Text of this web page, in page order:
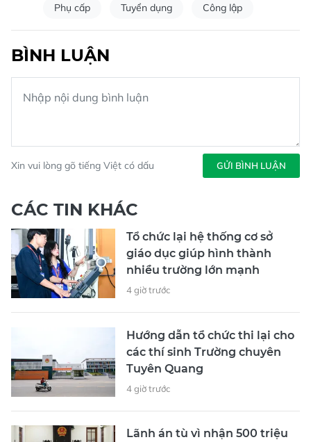
Phụ cấp Tuyển dụng Công lập
BÌNH LUẬN
Xin vui lòng gõ tiếng Việt có dấu GỬI BÌNH LUẬN
CÁC TIN KHÁC
Tổ chức lại hệ thống cơ sở
giáo dục giúp hình thành
nhiều trường lớn mạnh
4 giờ trước
Hướng dẫn tổ chức thi lại cho
các thí sinh Trường chuyên
Tuyên Quang
4 giờ trước
Lãnh án tù vì nhận 500 triệu